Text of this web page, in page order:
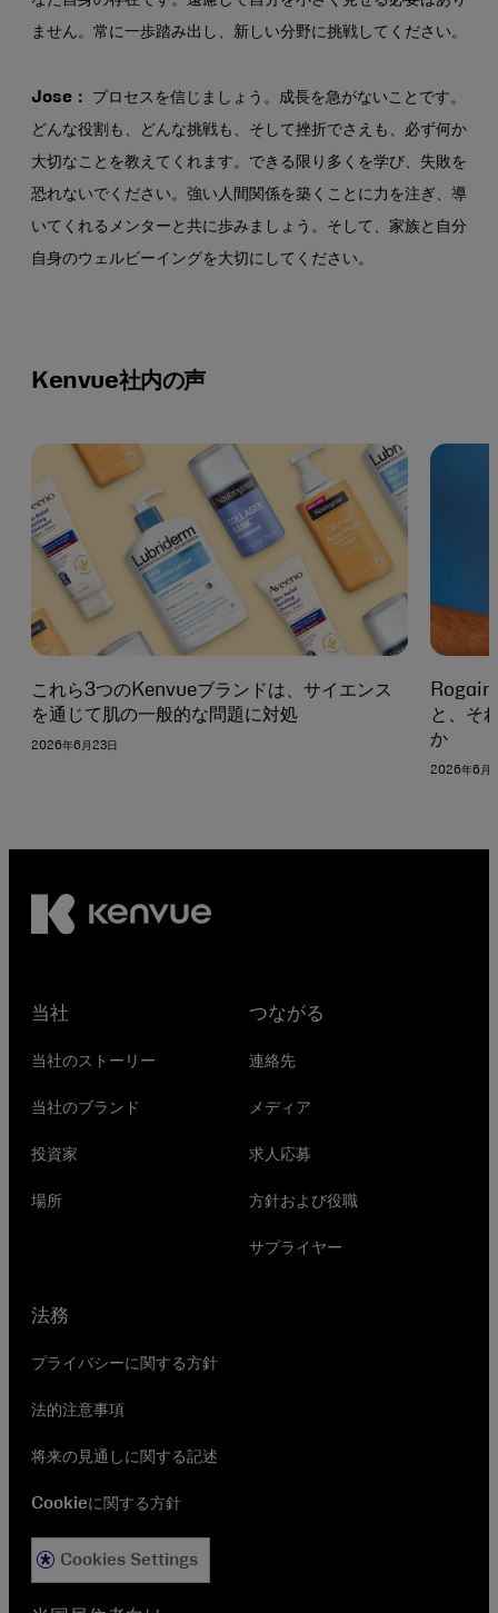
ません。常に一歩踏み出し、新しい分野に挑戦してください。
Jose： プロセスを信じましょう。成長を急がないことです。
どんな役割も、どんな挑戦も、そして挫折でさえも、必ず何か
大切なことを教えてくれます。できる限り多くを学び、失敗を
恐れないでください。強い人間関係を築くことに力を注ぎ、導
いてくれるメンターと共に歩みましょう。そして、家族と自分
自身のウェルビーイングを大切にしてください。
Kenvue社内の声
これら3つのKenvueブランドは、サイエンス
を通じて肌の一般的な問題に対処
2026年6月23日
と、そ
か
2026年6月
当社
当社のストーリー
当社のブランド
投資家
場所
つながる
連絡先
メディア
求人応募
方針および役職
サプライヤー
法務
プライバシーに関する方針
法的注意事項
将来の見通しに関する記述
Cookieに関する方針
Cookies Settings